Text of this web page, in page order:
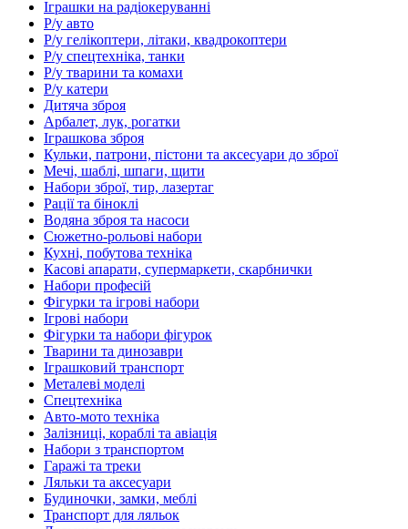
Іграшки на радіокеруванні
Р/у авто
Р/у гелікоптери, літаки, квадрокоптери
Р/у спецтехніка, танки
Р/у тварини та комахи
Р/у катери
Дитяча зброя
Арбалет, лук, рогатки
Іграшкова зброя
Кульки, патрони, пістони та аксесуари до зброї
Мечі, шаблі, шпаги, щити
Набори зброї, тир, лазертаг
Рації та біноклі
Водяна зброя та насоси
Сюжетно-рольові набори
Кухні, побутова техніка
Касові апарати, супермаркети, скарбнички
Набори професій
Фігурки та ігрові набори
Ігрові набори
Фігурки та набори фігурок
Тварини та динозаври
Іграшковий транспорт
Металеві моделі
Спецтехніка
Авто-мото техніка
Залізниці, кораблі та авіація
Набори з транспортом
Гаражі та треки
Ляльки та аксесуари
Будиночки, замки, меблі
Транспорт для ляльок